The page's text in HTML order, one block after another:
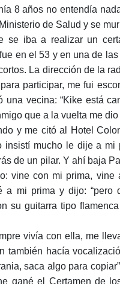
8 años no entendía
de Salud y se
se iba a realizar un
en el 53 y en una de
La dirección de la
participar, me fui
una vecina: “Kike está
que a la vuelta me
y me citó al Hotel
insistí mucho le dije a
de un pilar. Y ahí baja
vine con mi prima,
a mi prima y dijo:
su guitarra tipo
vivía con ella, me
también hacía
saca algo para
gané el Certamen de